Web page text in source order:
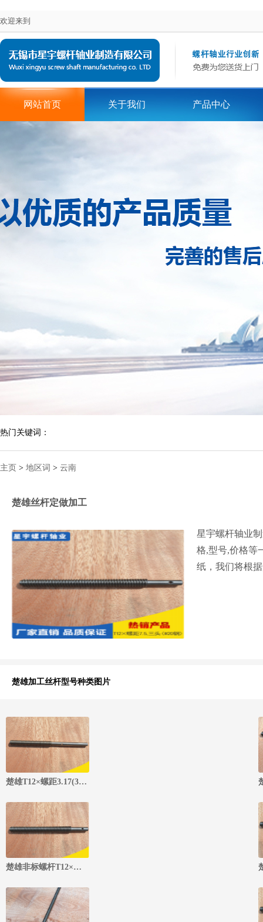
欢迎来到
网站首页 关于我们 产品中心
热门关键词：
主页 > 地区词 > 云南
楚雄丝杆定做加工
星宇螺杆轴业
格,型号,价格等
纸，我们将根
楚雄加工丝杆型号种类图片
楚雄T12×螺距3.17(304不锈钢)梯形丝杆
楚雄非标螺杆T12×螺距7.5.三头(#20钢)